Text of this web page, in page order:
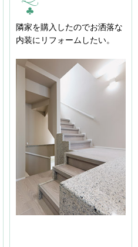
隣家を購入したのでお洒落な
内装にリフォームしたい。